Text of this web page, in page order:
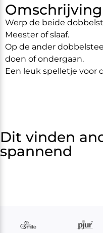
Omschrijving
Werp de beide
Meester of slaaf.
Op de ander
doen of ondergaan.
Een leuk spelletje voor
Dit vinden
spannend